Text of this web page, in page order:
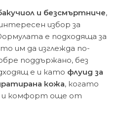
и безсмъртниче,
избор за
е подходяща за
им да изглежда по-
поддържано, без
е и като флуид за
кожа, когато
и комфорт още от